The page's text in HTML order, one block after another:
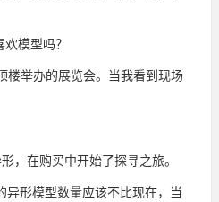
模型吗？
楼举办的展览会。当我看到现场
，在购买中开始了探寻之旅。
异形模型数量应该不比现在，当